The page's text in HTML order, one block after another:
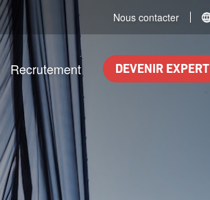
Nous contacter
Recrutement DEVENIR EXPERT